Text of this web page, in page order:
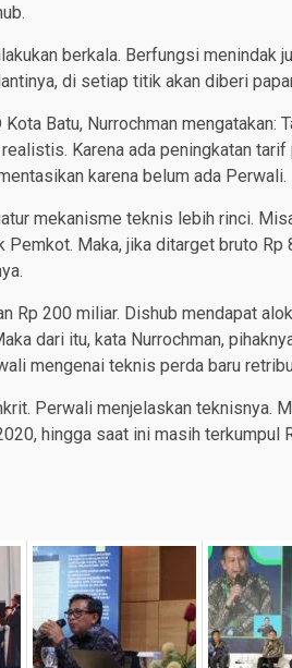
berkala. Berfungsi menindak
di setiap titik akan diberi
Batu, Nurrochman
Karena ada peningkatan
karena belum ada Perwali.
mekanisme teknis lebih rinci.
Pemkot. Maka, jika ditarget bruto
Rp 200 miliar. Dishub mendapat
dari itu, kata Nurrochman,
mengenai teknis perda baru
Perwali menjelaskan teknisnya.
hingga saat ini masih